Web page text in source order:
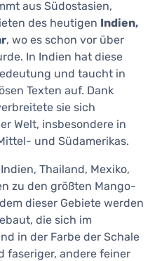
aus Südostasien,
des heutigen Indien,
, wo es schon vor über
In Indien hat diese
und taucht in
Texten auf. Dank
sie sich
Welt, insbesondere in
und Südamerikas.
Thailand, Mexiko,
zu den größten Mango-
dieser Gebiete werden
die sich im
in der Farbe der Schale
faseriger, andere feiner